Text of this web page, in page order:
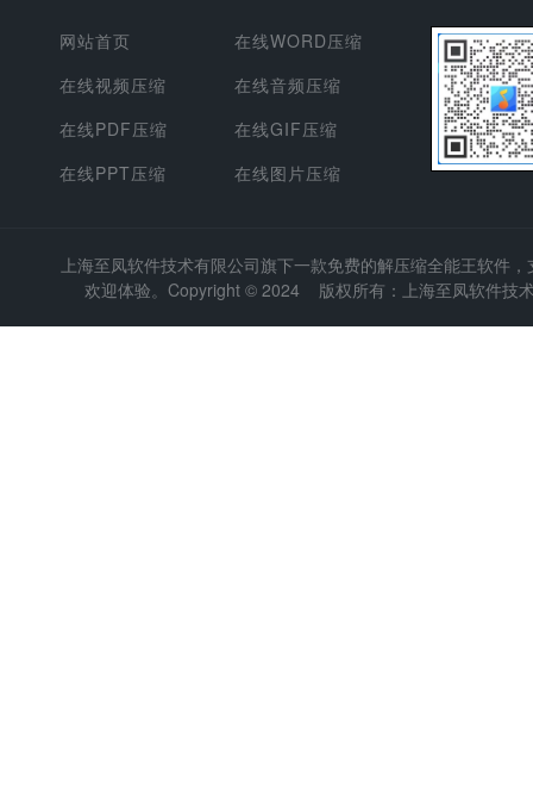
网站首页
在线视频压缩
在线PDF压缩
在线PPT压缩
在线WORD压缩
在线音频压缩
在线GIF压缩
在线图片压缩
上海至凤软件技术有限公司旗下一款免费的解压缩全能王软件
欢迎体验。Copyright © 2024 版权所有：上海至凤软件技